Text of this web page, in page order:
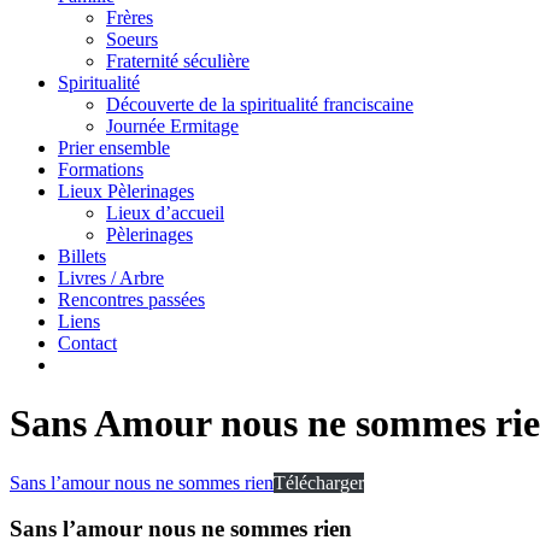
Frères
Soeurs
Fraternité séculière
Spiritualité
Découverte de la spiritualité franciscaine
Journée Ermitage
Prier ensemble
Formations
Lieux Pèlerinages
Lieux d’accueil
Pèlerinages
Billets
Livres / Arbre
Rencontres passées
Liens
Contact
Sans Amour nous ne sommes
Sans l’amour nous ne sommes rienTélécharger
Sans l’amour nous ne sommes rien